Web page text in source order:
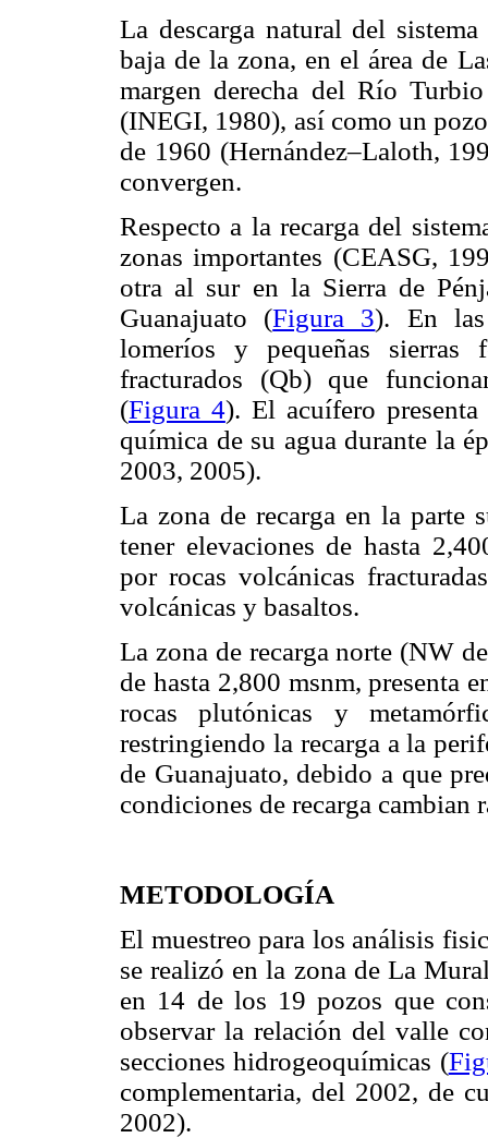
La descarga natural del
baja de la zona, en el área de
margen derecha del Río
(INEGI, 1980), así como un
de 1960 (Hernández–Laloth,
convergen.
Respecto a la recarga del
zonas importantes (CEASG,
otra al sur en la Sierra de
Guanajuato (Figura 3). En las
lomeríos y pequeñas sierras
fracturados (Qb) que
(Figura 4). El acuífero
química de su agua durante la
2003, 2005).
La zona de recarga en la parte
tener elevaciones de hasta
por rocas volcánicas
volcánicas y basaltos.
La zona de recarga norte (NW
de hasta 2,800 msnm, presenta
rocas plutónicas y
restringiendo la recarga a la
de Guanajuato, debido a que
condiciones de recarga
METODOLOGÍA
El muestreo para los análisis
se realizó en la zona de La
en 14 de los 19 pozos que
observar la relación del valle
secciones hidrogeoquímicas (
complementaria, del 2002, de
2002).